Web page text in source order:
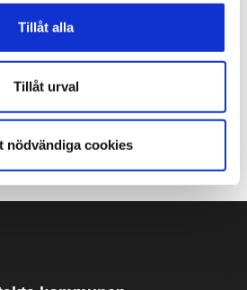
Tillåt alla
Tillåt urval
nödvändiga cookies
är inriktad på en
teoretisk del. I den praktiska
annat din fysiska status,
och din individuella
utbildningen omfattar
kost, idrottspsykologi och